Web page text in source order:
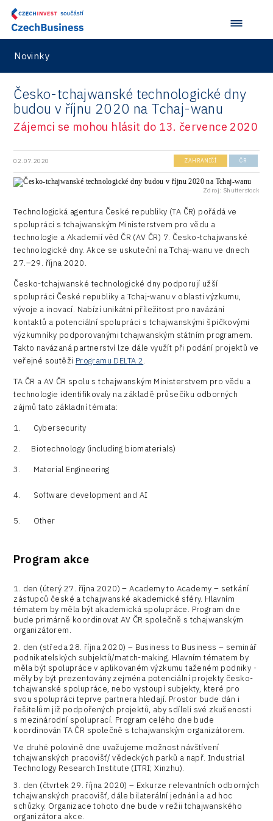
Infrastructure
R&D
Security
Novinky
Česko-tchajwanské technologické dny
budou v říjnu 2020 na Tchaj-wanu
Zájemci se mohou hlásit do 13. července 2020
02.07.2020 ZAHRANIČÍ ČR
Zdroj: Shutterstock
Technologická agentura České republiky (TA ČR) pořádá ve
spolupráci s tchajwanským Ministerstvem pro vědu a
technologie a Akademií věd ČR (AV ČR) 7. Česko-tchajwanské
technologické dny. Akce se uskuteční na Tchaj-wanu ve dnech
27.–29. října 2020.
Česko-tchajwanské technologické dny podporují užší
spolupráci České republiky a Tchaj-wanu v oblasti výzkumu,
vývoje a inovací. Nabízí unikátní příležitost pro navázání
kontaktů a potenciální spolupráci s tchajwanskými špičkovými
výzkumníky podporovanými tchajwanským státním programem.
Takto navázaná partnerství lze dále využít při podání projektů ve
veřejné soutěži Programu DELTA 2.
TA ČR a AV ČR spolu s tchajwanským Ministerstvem pro vědu a
technologie identifikovaly na základě průsečíku odborných
zájmů tato základní témata:
1. Cybersecurity
2. Biotechnology (including biomaterials)
3. Material Engineering
4. Software development and AI
5. Other
Program akce
1. den (úterý 27. října 2020) – Academy to Academy – setkání
zástupců české a tchajwanské akademické sféry. Hlavním
tématem by měla být akademická spolupráce. Program dne
bude primárně koordinovat AV ČR společně s tchajwanským
organizátorem.
2. den (středa 28. října 2020) – Business to Business – seminář
podnikatelských subjektů/match-making. Hlavním tématem by
měla být spolupráce v aplikovaném výzkumu taženém podniky -
měly by být prezentovány zejména potenciální projekty česko-
tchajwanské spolupráce, nebo vystoupí subjekty, které pro
svou spolupráci teprve partnera hledají. Prostor bude dán i
řešitelům již podpořených projektů, aby sdíleli své zkušenosti
s mezinárodní spoluprací. Program celého dne bude
koordinován TA ČR společně s tchajwanským organizátorem.
Ve druhé polovině dne uvažujeme možnost návštívení
tchajwanských pracovišť/ vědeckých parků a např. Industrial
Technology Research Institute (ITRI; Xinzhu).
3. den (čtvrtek 29. října 2020) – Exkurze relevantních odborných
tchajwanských pracovišť, dále bilaterální jednání a ad hoc
schůzky. Organizace tohoto dne bude v režii tchajwanského
organizátora akce.